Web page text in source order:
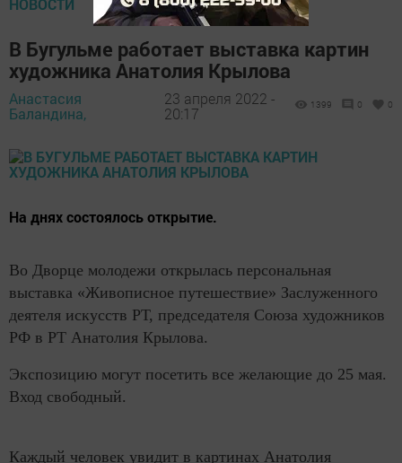
НОВОСТИ
В Бугульме работает выставка картин
художника Анатолия Крылова
Анастасия
Баландина,
23 апреля 2022 -
20:17
1399 0 0
На днях состоялось открытие.
Во Дворце молодежи открылась персональная
выставка «Живописное путешествие» Заслуженного
деятеля искусств РТ, председателя Союза художников
РФ в РТ Анатолия Крылова.
Экспозицию могут посетить все желающие до 25 мая.
Вход свободный.
Каждый человек увидит в картинах Анатолия